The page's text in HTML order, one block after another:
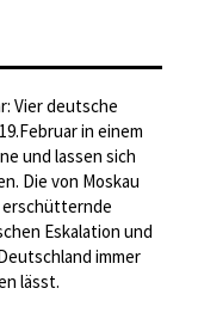
Vier deutsche
in einem
und lassen sich
Die von Moskau
Eskalation und
immer
lässt.